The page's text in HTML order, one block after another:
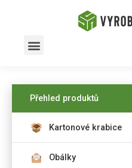
Přehled produktů
Kartonové krabice
Obálky